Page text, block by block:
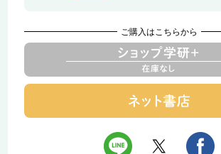
ご購入はこちらから